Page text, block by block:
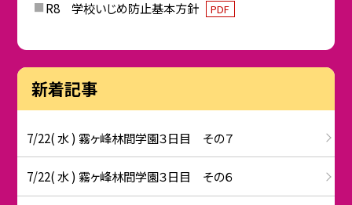
R8 学校いじめ防止基本方針 PDF
新着記事
7/22( 水 ) 霧ヶ峰林間学園３日目 その７
7/22( 水 ) 霧ヶ峰林間学園３日目 その６